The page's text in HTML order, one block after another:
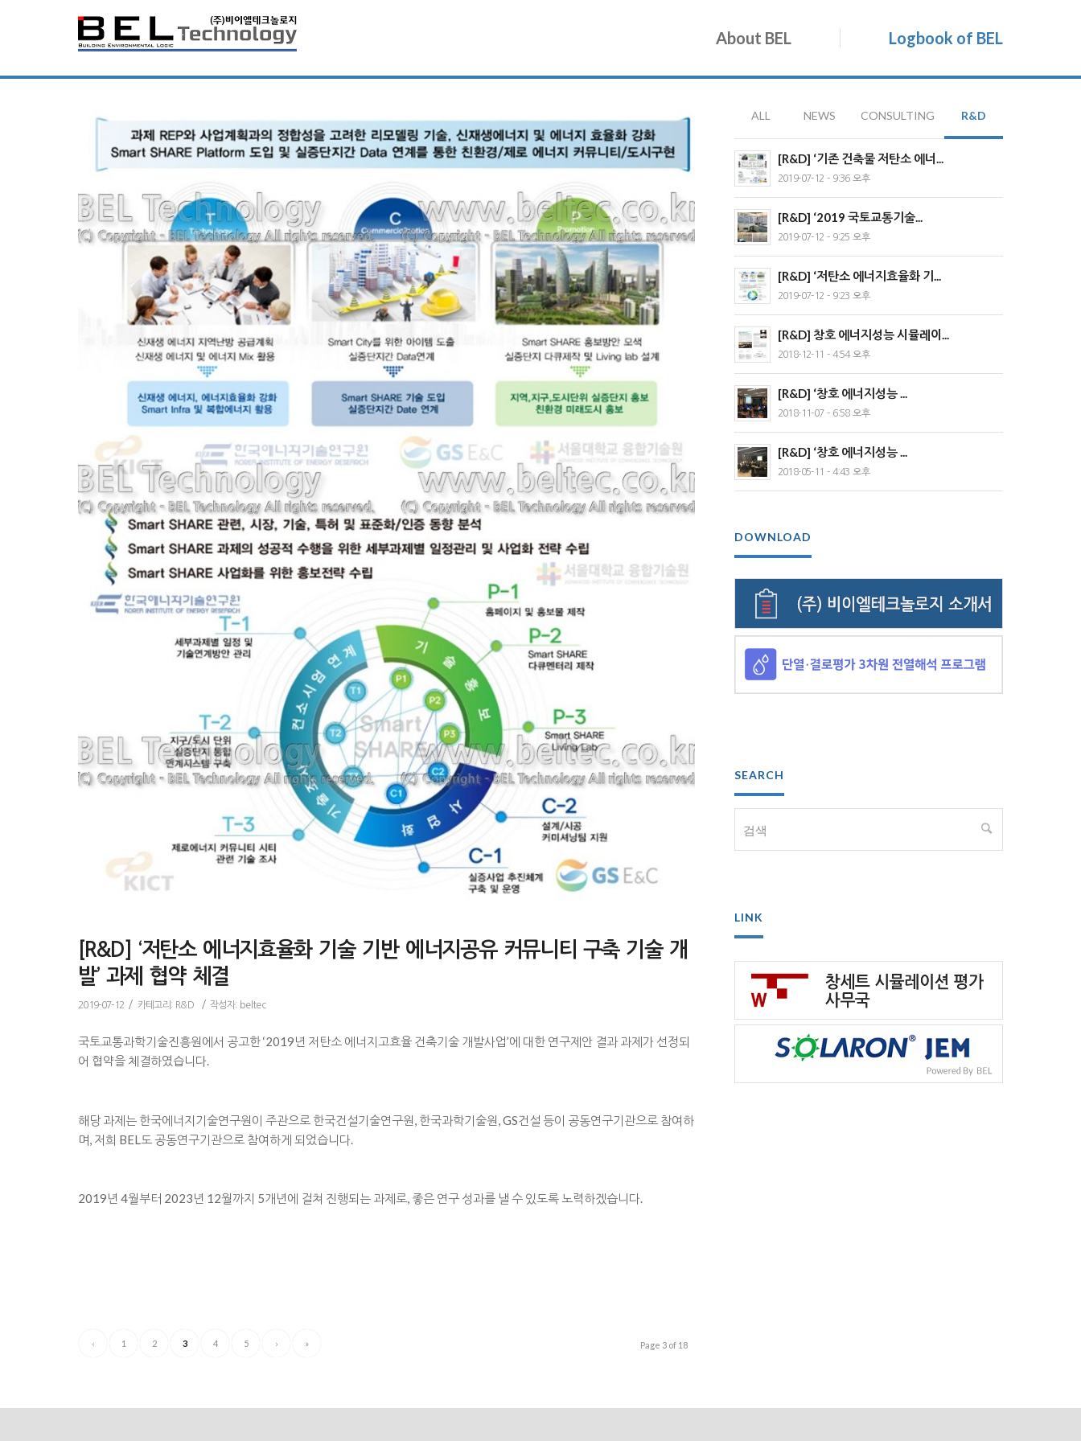
About BEL Logbook of BEL
[R&D] ‘저탄소 에너지효율화 기술 기반 에너지공유 커뮤니티 구축 기술 개
발’ 과제 협약 체결
2019-07-12 / 카테고리: R&D / 작성자: beltec
국토교통과학기술진흥원에서 공고한 ‘2019년 저탄소 에너지고효율 건축기술 개발사업’에 대한 연구제안 결과 과제가 선정되
어 협약을 체결하였습니다.
해당 과제는 한국에너지기술연구원이 주관으로 한국건설기술연구원, 한국과학기술원, GS건설 등이 공동연구기관으로 참여하
며, 저희 BEL도 공동연구기관으로 참여하게 되었습니다.
2019년 4월부터 2023년 12월까지 5개년에 걸쳐 진행되는 과제로, 좋은 연구 성과를 낼 수 있도록 노력하겠습니다.
Page 3 of 18
‹ 1 2 3 4 5 › »
ALL NEWS CONSULTING R&D
[R&D] ‘기존 건축물 저탄소 에너...
2019-07-12 - 9:36 오후
[R&D] ‘2019 국토교통기술...
2019-07-12 - 9:25 오후
[R&D] ‘저탄소 에너지효율화 기...
2019-07-12 - 9:23 오후
[R&D] 창호 에너지성능 시뮬레이...
2018-12-11 - 4:54 오후
[R&D] ‘창호 에너지성능 ...
2018-11-07 - 6:58 오후
[R&D] ‘창호 에너지성능 ...
2018-05-11 - 4:43 오후
DOWNLOAD
SEARCH
LINK